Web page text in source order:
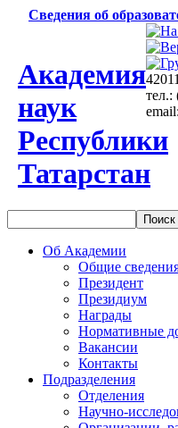
Сведения об
Академия
наук
Республики
Татарстан
тел.:
email:
Об Академии
Общие
Президент
Президиум
Награды
Нормативные
Вакансии
Контакты
Подразделения
Отделения
Научно-